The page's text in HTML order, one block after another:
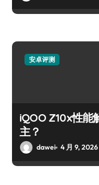
安卓评测
iQOO Z10x性能
主？
dawei 4 月 9, 2026